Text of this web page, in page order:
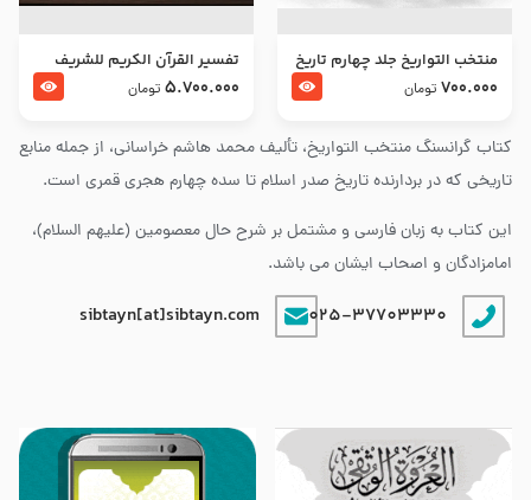
کتاب گرانسنگ منتخب التواريخ، تألیف محمد هاشم خراسانی، از جمله منابع
تاریخی که در بردارنده تاریخ صدر اسلام تا سده چهارم هجری قمری است.
این کتاب به زبان فارسی و مشتمل بر شرح حال معصومین (علیهم السلام)،
امامزادگان و اصحاب ایشان می باشد.
025-37703330
sibtayn[at]sibtayn.com
منتخب التواریخ جلد چهارم تاریخ
امام زین العابدین و امام محمد
700.000 تومان
تفسير القرآن الكريم للشريف
المرتضي قدس سرّه
5.700.000 تومان